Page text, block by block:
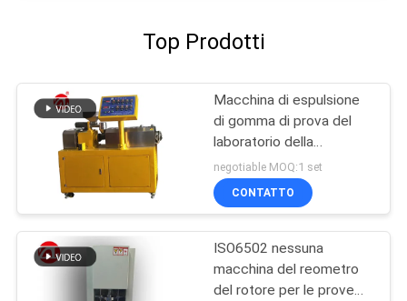
Top Prodotti
Macchina di espulsione
di gomma di prova del
laboratorio della
macchina della vite di
gomma del gemello per
PA del PC del PVC
negotiable MOQ:1 set
CONTATTO
ISO6502 nessuna
macchina del reometro
del rotore per le prove